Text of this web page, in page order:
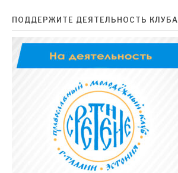
ПОДДЕРЖИТЕ ДЕЯТЕЛЬНОСТЬ КЛУБА